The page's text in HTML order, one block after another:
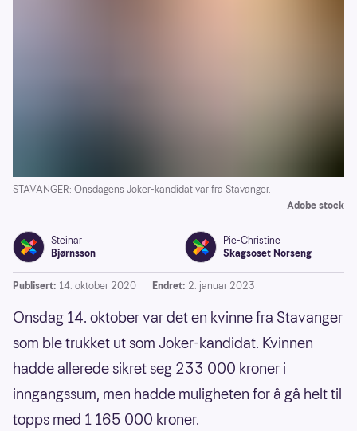
STAVANGER: Onsdagens Joker-kandidat var fra Stavanger.
Adobe stock
Steinar
Bjørnsson
Pie-Christine
Skagsoset Norseng
Publisert: 14. oktober 2020 Endret: 2. januar 2023
Onsdag 14. oktober var det en kvinne fra Stavanger
som ble trukket ut som Joker-kandidat. Kvinnen
hadde allerede sikret seg 233 000 kroner i
inngangssum, men hadde muligheten for å gå helt til
topps med 1 165 000 kroner.